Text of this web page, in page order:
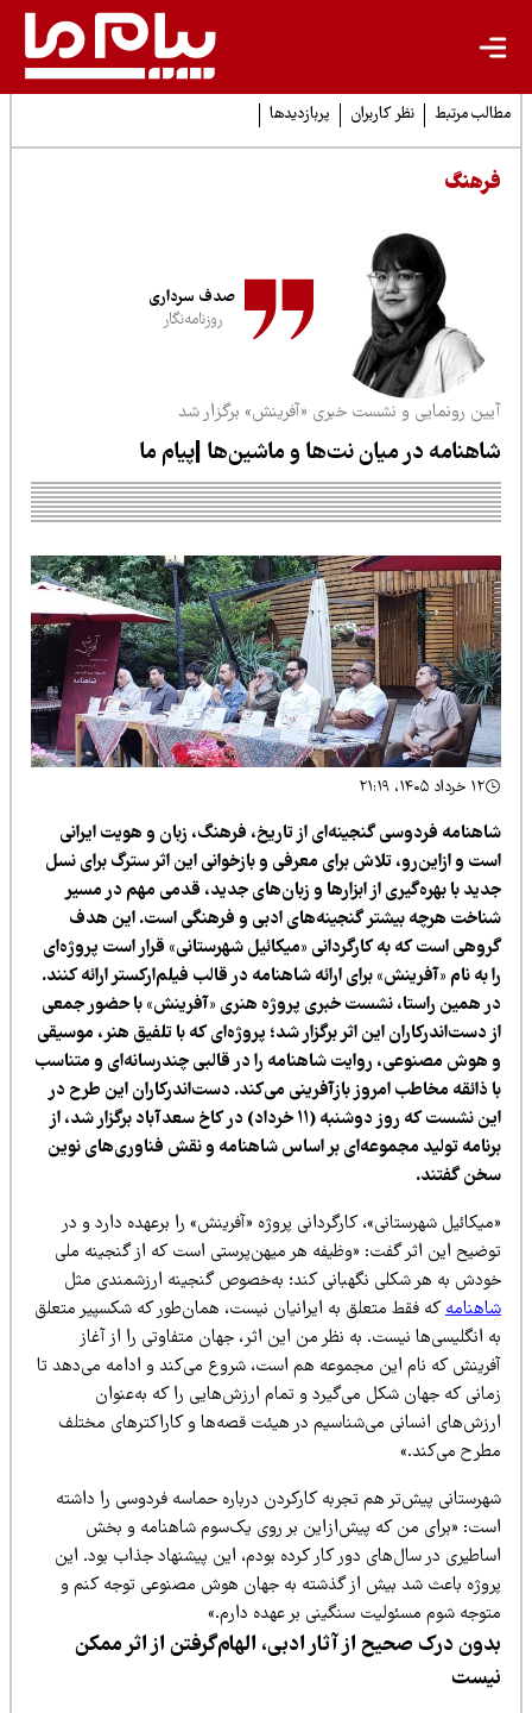
مرتبط نظر کاربران پربازدیدها
صدف سرداری
روزنامه‌نگار
رونمایی و نشست خبری «آفرینش» برگزار شد
در میان نت‌ها و ماشین‌ها |پیام ما
فردوسی گنجینه‌ای از تاریخ، فرهنگ، زبان و هویت ایرانی
و ازاین‌رو، تلاش برای معرفی و بازخوانی این اثر سترگ برای نسل
با بهره‌گیری از ابزارها و زبان‌های جدید، قدمی مهم در مسیر
هرچه بیشتر گنجینه‌های ادبی و فرهنگی است. این هدف
است که به کارگردانی «میکائیل شهرستانی» قرار است پروژه‌ای
به نام «آفرینش» برای ارائه شاهنامه در قالب فیلم‌ارکستر ارائه کنند.
همین راستا، نشست خبری پروژه هنری «آفرینش» با حضور جمعی
دست‌اندرکاران این اثر برگزار شد؛ پروژه‌ای که با تلفیق هنر، موسیقی
هوش مصنوعی، روایت شاهنامه را در قالبی چندرسانه‌ای و متناسب
ذائقه مخاطب امروز بازآفرینی می‌کند. دست‌اندرکاران این طرح در
این نشست که روز دوشنبه (۱۱ خرداد) در کاخ سعدآباد برگزار شد، از
تولید مجموعه‌ای بر اساس شاهنامه و نقش فناوری‌های نوین
گفتند.
شهرستانی»، کارگردانی پروژه «آفرینش» را برعهده دارد و در
این اثر گفت: «وظیفه هر میهن‌پرستی است که از گنجینه ملی
به هر شکلی نگهبانی کند؛ به‌خصوص گنجینه ارزشمندی مثل
که فقط متعلق به ایرانیان نیست، همان‌طور که شکسپیر متعلق
انگلیسی‌ها نیست. به نظر من این اثر، جهان متفاوتی را از آغاز
که نام این مجموعه هم است، شروع می‌کند و ادامه می‌دهد تا
که جهان شکل می‌گیرد و تمام ارزش‌هایی را که به‌عنوان
انسانی می‌شناسیم در هیئت قصه‌ها و کاراکترهای مختلف
می‌کند.»
پیش‌تر هم تجربه کارکردن درباره حماسه فردوسی را داشته
«برای من که پیش‌ازاین بر روی یک‌سوم شاهنامه و بخش
در سال‌های دور کار کرده بودم، این پیشنهاد جذاب بود. این
باعث شد بیش از گذشته به جهان هوش مصنوعی توجه کنم و
شوم مسئولیت سنگینی بر عهده دارم.»
درک صحیح از آثار ادبی، الهام‌گرفتن از اثر ممکن